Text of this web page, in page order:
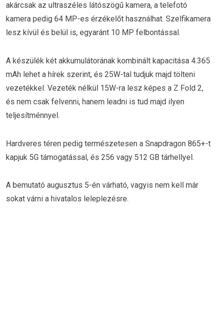
akárcsak az ultraszéles látószögű kamera, a telefotó
kamera pedig 64 MP-es érzékelőt használhat. Szelfikamera
lesz kívül és belül is, egyaránt 10 MP felbontással.
A készülék két akkumulátorának kombinált kapacitása 4.365
mAh lehet a hírek szerint, és 25W-tal tudjuk majd tölteni
vezetékkel. Vezeték nélkül 15W-ra lesz képes a Z Fold 2,
és nem csak felvenni, hanem leadni is tud majd ilyen
teljesítménnyel.
Hardveres téren pedig természetesen a Snapdragon 865+-t
kapjuk 5G támogatással, és 256 vagy 512 GB tárhellyel.
A bemutató augusztus 5-én várható, vagyis nem kell már
sokat várni a hivatalos leleplezésre.